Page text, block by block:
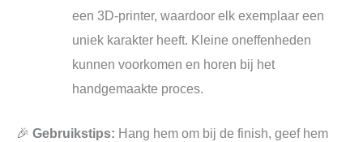
een 3D‑printer, waardoor elk exemplaar een
uniek karakter heeft. Kleine oneffenheden
kunnen voorkomen en horen bij het
handgemaakte proces.
🎉 Gebruikstips: Hang hem om bij de finish, geef hem